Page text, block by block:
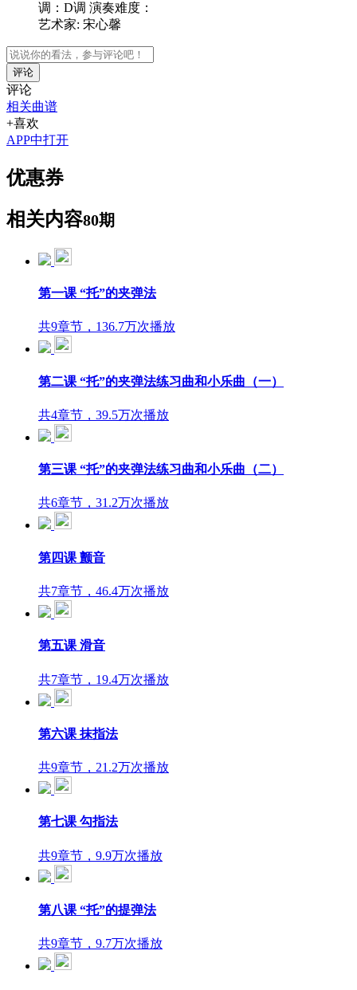
调：D调 演奏难度：
艺术家: 宋心馨
评论
评论
相关曲谱
+喜欢
APP中打开
优惠券
相关内容80期
第一课 “托”的夹弹法
共9章节，136.7万次播放
第二课 “托”的夹弹法练习曲和小乐曲（一）
共4章节，39.5万次播放
第三课 “托”的夹弹法练习曲和小乐曲（二）
共6章节，31.2万次播放
第四课 颤音
共7章节，46.4万次播放
第五课 滑音
共7章节，19.4万次播放
第六课 抹指法
共9章节，21.2万次播放
第七课 勾指法
共9章节，9.9万次播放
第八课 “托”的提弹法
共9章节，9.7万次播放